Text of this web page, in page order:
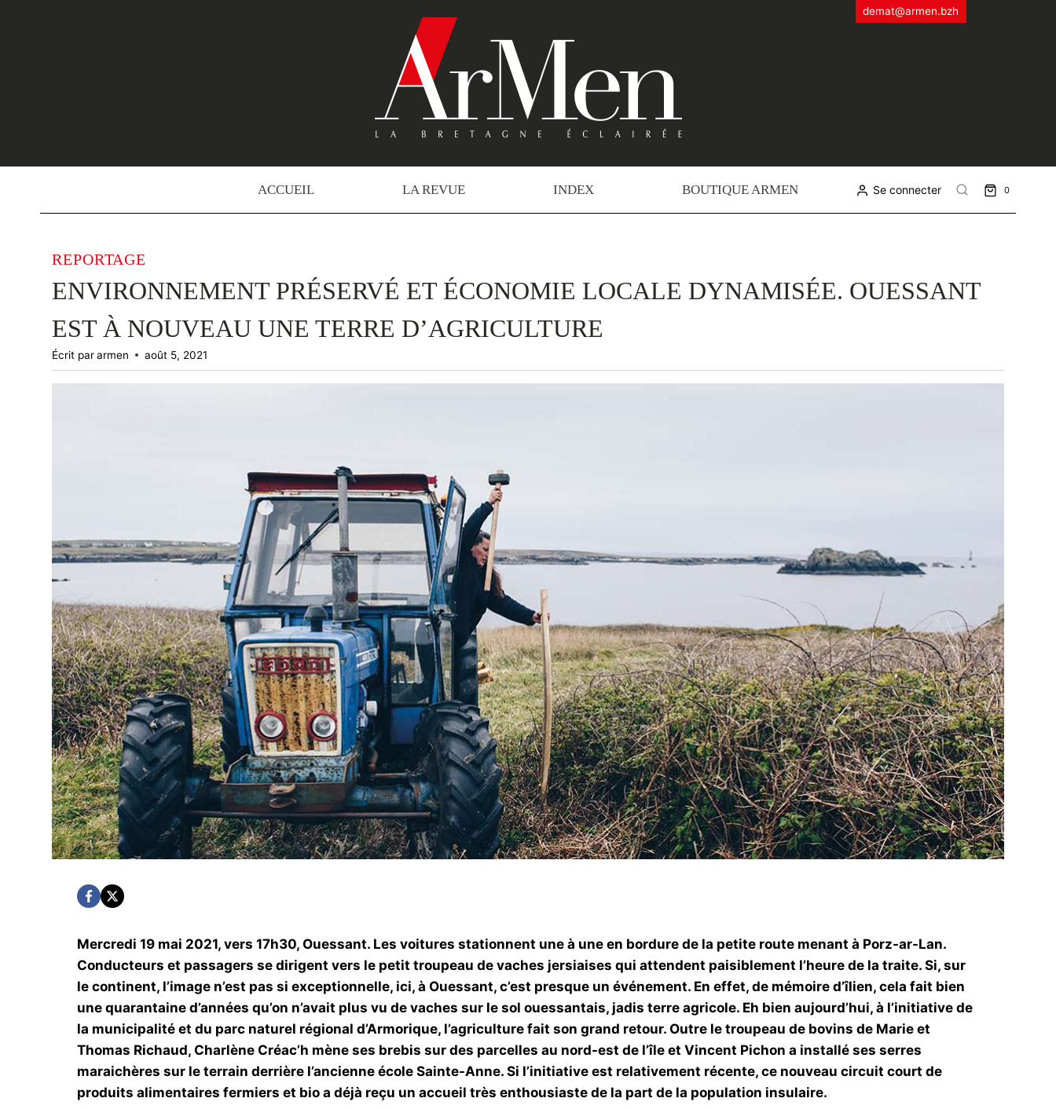
demat@armen.bzh
ACCUEIL LA REVUE INDEX BOUTIQUE ARMEN Se connecter 0
REPORTAGE
ENVIRONNEMENT PRÉSERVÉ ET ÉCONOMIE LOCALE DYNAMISÉE. OUESSANT
EST À NOUVEAU UNE TERRE D’AGRICULTURE
Écrit pararmen août 5, 2021
Mercredi 19 mai 2021, vers 17h30, Ouessant. Les voitures stationnent une à une en bordure de la petite route menant à Porz-ar-Lan.
Conducteurs et passagers se dirigent vers le petit troupeau de vaches jersiaises qui attendent paisiblement l’heure de la traite. Si, sur
le continent, l’image n’est pas si exceptionnelle, ici, à Ouessant, c’est presque un événement. En effet, de mémoire d’îlien, cela fait bien
une quarantaine d’années qu’on n’avait plus vu de vaches sur le sol ouessantais, jadis terre agricole. Eh bien aujourd’hui, à l’initiative de
la municipalité et du parc naturel régional d’Armorique, l’agriculture fait son grand retour. Outre le troupeau de bovins de Marie et
Thomas Richaud, Charlène Créac’h mène ses brebis sur des parcelles au nord-est de l’île et Vincent Pichon a installé ses serres
maraichères sur le terrain derrière l’ancienne école Sainte-Anne. Si l’initiative est relativement récente, ce nouveau circuit court de
produits alimentaires fermiers et bio a déjà reçu un accueil très enthousiaste de la part de la population insulaire.